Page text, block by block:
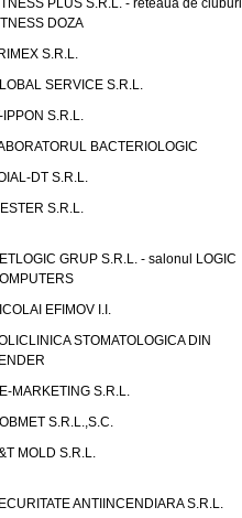
PLUS S.R.L. - reteaua de cluburi
DOZA
S.R.L.
SERVICE S.R.L.
IPPON S.R.L.
BACTERIOLOGIC
DT S.R.L.
S.R.L.
GRUP S.R.L. - salonul LOGIC
EFIMOV I.I.
STOMATOLOGICA DIN
MARKETING S.R.L.
S.R.L.,S.C.
MOLD S.R.L.
ANTIINCENDIARA S.R.L.